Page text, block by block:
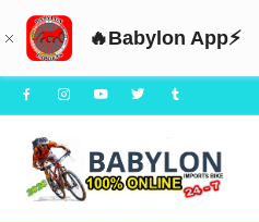
🔥Babylon App⚡
Saltar
al
contenido